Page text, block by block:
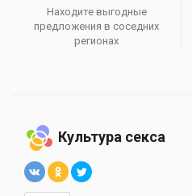
Находите выгодные
предложения в соседних
регионах
Культура секса